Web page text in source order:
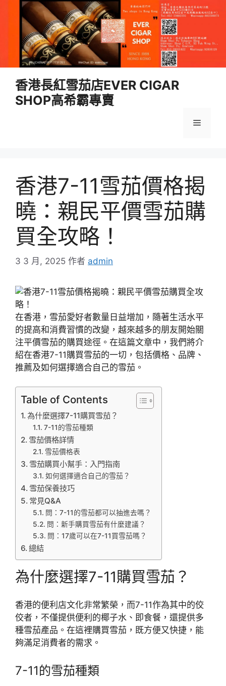
香港長紅雪茄店EVER CIGAR
SHOP高希霸專賣
選
香港7-11雪茄價格揭
曉：親民平價雪茄購
買全攻略！
3 3 月, 2025 作者 admin
在香港，雪茄愛好者數量日益增加，隨著生活水平
的提高和消費習慣的改變，越來越多的朋友開始關
注平價雪茄的購買途徑。在這篇文章中，我們將介
紹在香港7-11購買雪茄的一切，包括價格、品牌、
推薦及如何選擇適合自己的雪茄。
Table of Contents
為什麼選擇7-11購買雪茄？
7-11的雪茄種類
雪茄價格詳情
雪茄價格表
雪茄購買小幫手：入門指南
如何選擇適合自己的雪茄？
雪茄保養技巧
常見Q&A
問：7-11的雪茄都可以抽進去嗎？
問：新手購買雪茄有什麼建議？
問：17歲可以在7-11買雪茄嗎？
總結
為什麼選擇7-11購買雪茄？
香港的便利店文化非常繁榮，而7-11作為其中的佼
佼者，不僅提供便利的椰子水、即食餐，還提供多
種雪茄產品。在這裡購買雪茄，既方便又快捷，能
夠滿足消費者的需求。
7-11的雪茄種類